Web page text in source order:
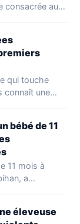
consacrée aux
qui touche
connaît une
bébé de 11
11 mois à
a
éleveuse